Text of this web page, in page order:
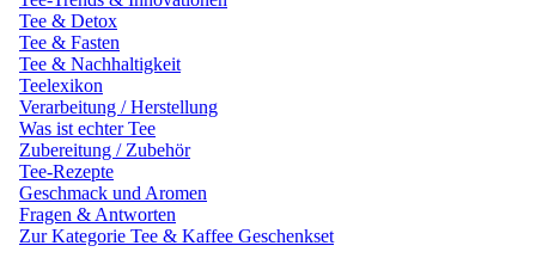
Tee & Detox
Tee & Fasten
Tee & Nachhaltigkeit
Teelexikon
Verarbeitung / Herstellung
Was ist echter Tee
Zubereitung / Zubehör
Tee-Rezepte
Geschmack und Aromen
Fragen & Antworten
Zur Kategorie Tee & Kaffee Geschenkset